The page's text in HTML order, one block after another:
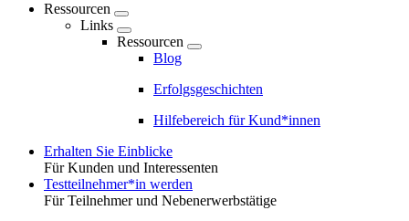
Ressourcen
Links
Ressourcen
Blog
Erfolgsgeschichten
Hilfebereich für Kund*innen
Toggle
Erhalten Sie Einblicke
Für Kunden und Interessenten
Testteilnehmer*in werden
Für Teilnehmer und Nebenerwerbstätige